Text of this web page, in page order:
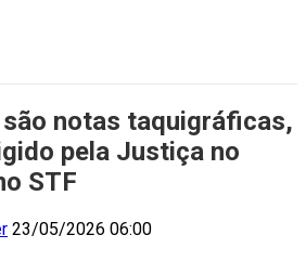
são notas taquigráficas,
pela Justiça no
STF
23/05/2026 06:00